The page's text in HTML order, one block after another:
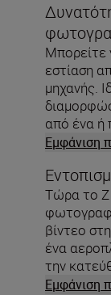
Μπορείτε
εστίαση
μηχανής.
από ένα ή
Εμφάνιση
Τώρα το Z
βίντεο
ένα
την
του
Εμφάνιση